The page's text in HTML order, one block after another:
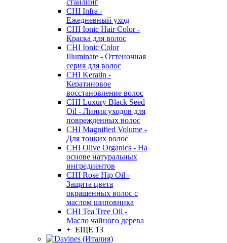
стайлинг
CHI Infra -
Ежедневный уход
CHI Ionic Hair Color -
Краска для волос
CHI Ionic Color
Illuminate - Оттеночная
серия для волос
CHI Keratin -
Кератиновое
восстановление волос
CHI Luxury Black Seed
Oil - Линия уходов для
поврежденных волос
CHI Magnified Volume -
Для тонких волос
CHI Olive Organics - На
основе натуральных
ингредиентов
CHI Rose Hip Oil -
Защита цвета
окрашенных волос с
маслом шиповника
CHI Tea Tree Oil -
Масло чайного дерева
+ ЕЩЕ 13